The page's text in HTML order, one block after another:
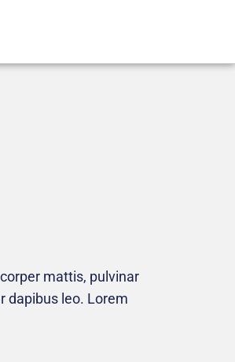
mattis, pulvinar
dapibus leo. Lorem